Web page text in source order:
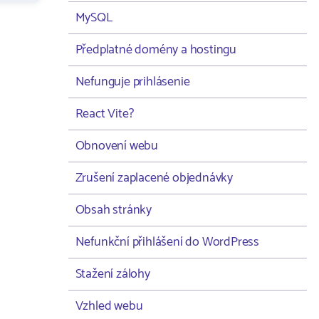
MySQL
Předplatné domény a hostingu
Nefunguje prihlásenie
React Vite?
Obnovení webu
Zrušení zaplacené objednávky
Obsah stránky
Nefunkční přihlášení do WordPress
Stažení zálohy
Vzhled webu